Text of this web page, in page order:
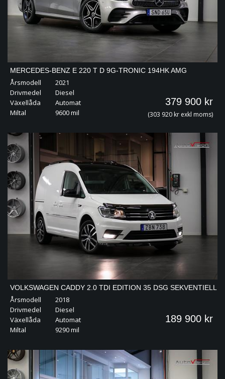
MERCEDES-BENZ E 220 T D 9G-TRONIC 194HK AMG
BURMESTER 360 COCKPIT DRAG
Årsmodell
2021
Drivmedel
Diesel
Växellåda
Automat
Miltal
9600 mil
379 900 kr
(303 920 kr exkl moms)
VOLKSWAGEN CADDY 2.0 TDI EDITION 35 DSG SEKVENTIELL
102HK VÄRMARE | DRAG
Årsmodell
2018
Drivmedel
Diesel
Växellåda
Automat
Miltal
9290 mil
189 900 kr